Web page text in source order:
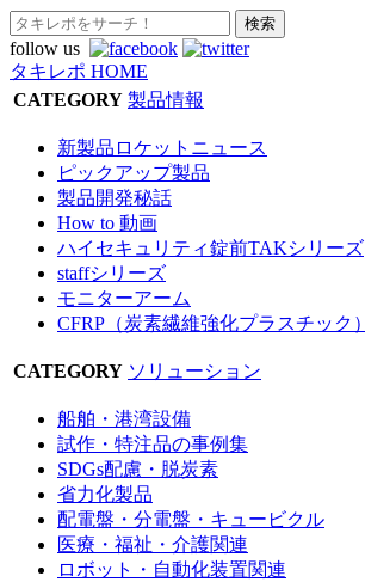
follow us
タキレポ HOME
CATEGORY 製品情報
新製品ロケットニュース
ピックアップ製品
製品開発秘話
How to 動画
ハイセキュリティ錠前TAKシリーズ
staffシリーズ
モニターアーム
CFRP（炭素繊維強化プラスチック）
CATEGORY ソリューション
船舶・港湾設備
試作・特注品の事例集
SDGs配慮・脱炭素
省力化製品
配電盤・分電盤・キュービクル
医療・福祉・介護関連
ロボット・自動化装置関連